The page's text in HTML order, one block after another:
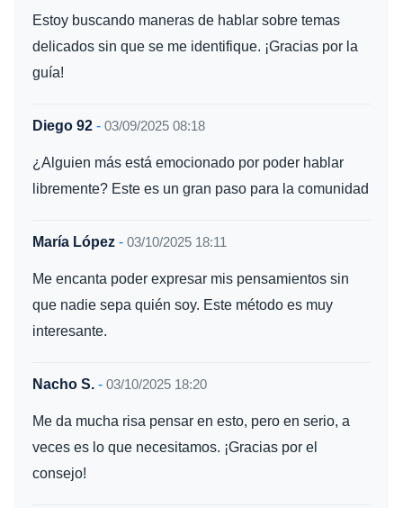
Estoy buscando maneras de hablar sobre temas
delicados sin que se me identifique. ¡Gracias por la
guía!
Diego 92 - 03/09/2025 08:18
¿Alguien más está emocionado por poder hablar
libremente? Este es un gran paso para la comunidad
María López - 03/10/2025 18:11
Me encanta poder expresar mis pensamientos sin
que nadie sepa quién soy. Este método es muy
interesante.
Nacho S. - 03/10/2025 18:20
Me da mucha risa pensar en esto, pero en serio, a
veces es lo que necesitamos. ¡Gracias por el
consejo!